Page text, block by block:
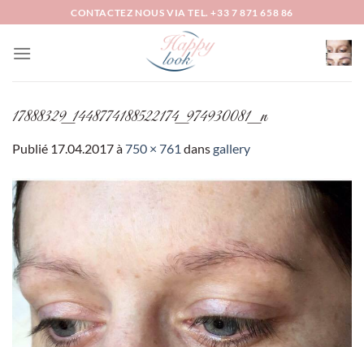
au
contenu
CONTACTEZ NOUS VIA TEL. +33 7 871 658 86
17888329_1448774188522174_974930081_n
Publié 17.04.2017à750 × 761 dansgallery